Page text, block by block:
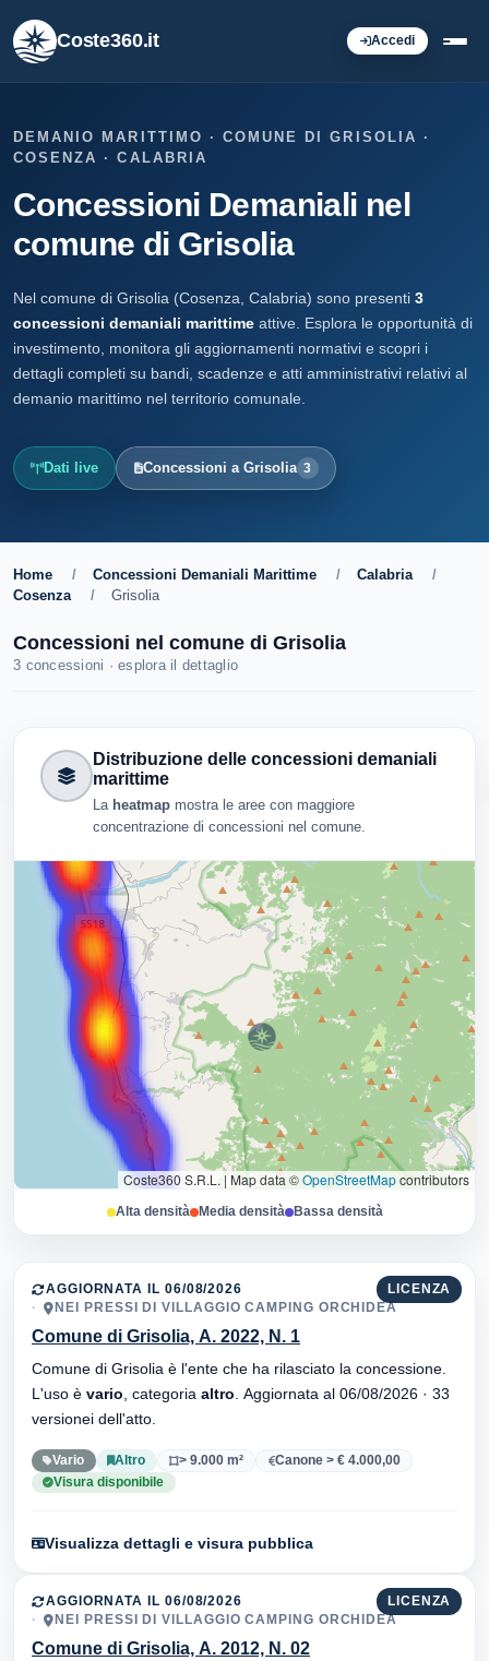
Coste360.it Accedi
DEMANIO MARITTIMO · COMUNE DI GRISOLIA ·
COSENZA · CALABRIA
Concessioni Demaniali nel
comune di Grisolia
Nel comune di Grisolia (Cosenza, Calabria) sono presenti 3
concessioni demaniali marittime attive. Esplora le opportunità di
investimento, monitora gli aggiornamenti normativi e scopri i
dettagli completi su bandi, scadenze e atti amministrativi relativi al
demanio marittimo nel territorio comunale.
Dati live Concessioni a Grisolia 3
Home / Concessioni Demaniali Marittime / Calabria
/
Cosenza
/ Grisolia
Concessioni nel comune di Grisolia
3 concessioni · esplora il dettaglio
Distribuzione delle concessioni demaniali
marittime
La heatmap mostra le aree con maggiore
concentrazione di concessioni nel comune.
Coste360 S.R.L. | Map data ©OpenStreetMapcontributors
Alta densità Media densità Bassa densità
LICENZA
AGGIORNATA IL 06/08/2026
NEI PRESSI DI VILLAGGIO CAMPING ORCHIDEA
Comune di Grisolia, A. 2022, N. 1
Comune di Grisolia è l'ente che ha rilasciato la concessione.
L'uso è vario , categoria altro
versionei dell'atto.
Vario Altro > 9.000 m²
Canone > € 4.000,00
Visura disponibile
Visualizza dettagli e visura pubblica
LICENZA
AGGIORNATA IL 06/08/2026
NEI PRESSI DI VILLAGGIO CAMPING ORCHIDEA
Comune di Grisolia, A. 2012, N. 02